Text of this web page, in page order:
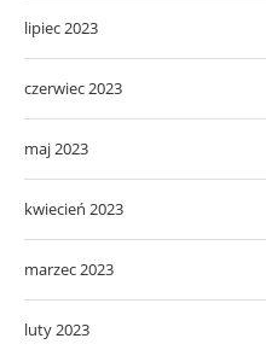
lipiec 2023
czerwiec 2023
maj 2023
kwiecień 2023
marzec 2023
luty 2023